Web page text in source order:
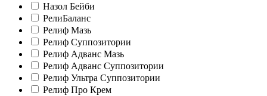
Назол Бейби
РелиБаланс
Релиф Мазь
Релиф Суппозитории
Релиф Адванс Мазь
Релиф Адванс Суппозитории
Релиф Ультра Суппозитории
Релиф Про Крем